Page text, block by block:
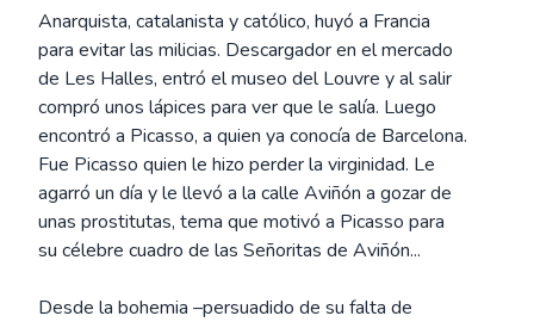
Anarquista, catalanista y católico, huyó a Francia
para evitar las milicias. Descargador en el mercado
de Les Halles, entró el museo del Louvre y al salir
compró unos lápices para ver que le salía. Luego
encontró a Picasso, a quien ya conocía de Barcelona.
Fue Picasso quien le hizo perder la virginidad. Le
agarró un día y le llevó a la calle Aviñón a gozar de
unas prostitutas, tema que motivó a Picasso para
su célebre cuadro de las Señoritas de Aviñón...
Desde la bohemia –persuadido de su falta de